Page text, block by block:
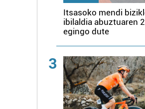
Itsasoko mendi
ibilaldia abuztuaren
egingo dute
3